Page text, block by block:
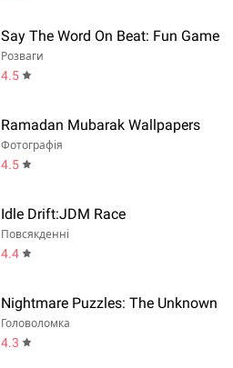
Say The Word On Beat: Fun Game
Розваги
4.5
Ramadan Mubarak Wallpapers
Фотографія
4.5
Idle Drift:JDM Race
Повсякденні
4.4
Nightmare Puzzles: The Unknown
Головоломка
4.3